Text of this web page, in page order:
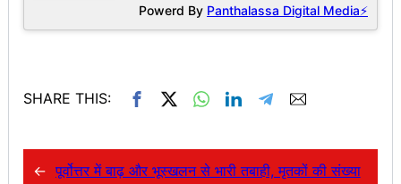
Powerd By Panthalassa Digital Media⚡
SHARE THIS:
← पूर्वोत्तर में बाढ़ और भूस्खलन से भारी तबाही, मृतकों की संख्या